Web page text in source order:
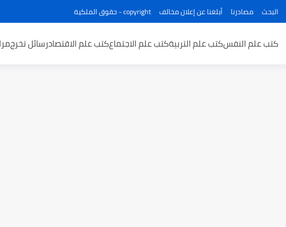
البحث مصادرنا أبلغنا عن إعلان مخالف copyright - حقوق الملكية
كتب علم النفسكتب علم التربيةكتب علم الاجتماعكتب علم الاقتصادرسائل تخرج